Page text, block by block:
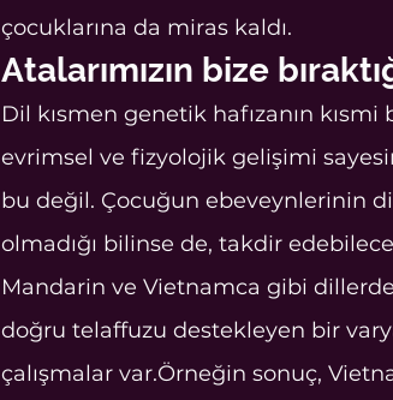
çocuklarına da miras kaldı.
Atalarımızın bize
Dil kısmen genetik hafızanın
evrimsel ve fizyolojik gelişimi
bu değil. Çocuğun ebeveynlerinin
olmadığı bilinse de, takdir
Mandarin ve Vietnamca gibi
doğru telaffuzu destekleyen bir
çalışmalar var.Örneğin sonuç,